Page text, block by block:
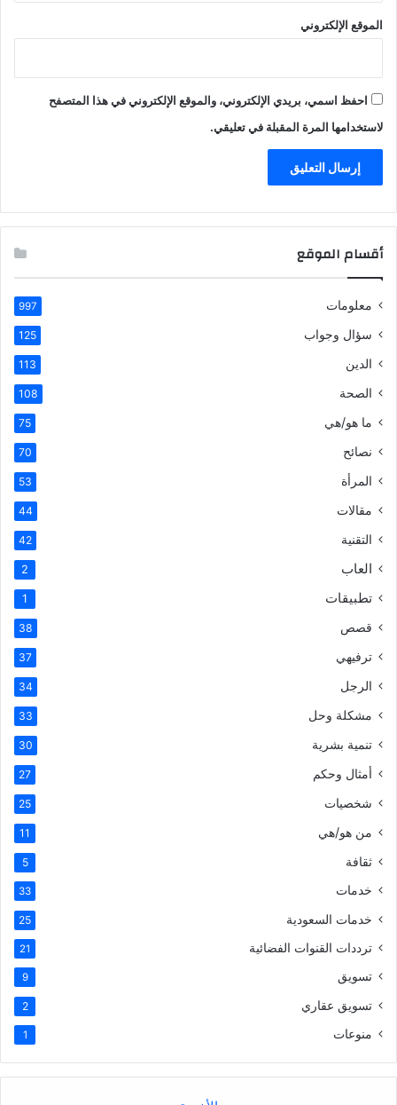
الموقع الإلكتروني
احفظ اسمي، بريدي الإلكتروني، والموقع الإلكتروني في هذا المتصفح
لاستخدامها المرة المقبلة في تعليقي.
أقسام الموقع
معلومات 997
سؤال وجواب 125
الدين 113
الصحة 108
ما هو/هي 75
نصائح 70
المرأة 53
مقالات 44
التقنية 42
العاب 2
تطبيقات 1
قصص 38
ترفيهي 37
الرجل 34
مشكلة وحل 33
تنمية بشرية 30
أمثال وحكم 27
شخصيات 25
من هو/هي 11
ثقافة 5
خدمات 33
خدمات السعودية 25
ترددات القنوات الفضائية 21
تسويق 9
تسويق عقاري 2
منوعات 1